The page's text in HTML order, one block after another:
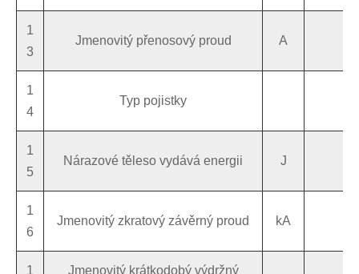
1
3
Jmenovitý přenosový proud A
1
4
Typ pojistky
1
5
Nárazové těleso vydává energii J
1
6
Jmenovitý zkratový závěrný proud kA
1 Jmenovitý krátkodobý výdržný